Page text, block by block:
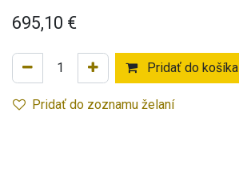
695,10 €
Pridať do košíka
Pridať do zoznamu želaní